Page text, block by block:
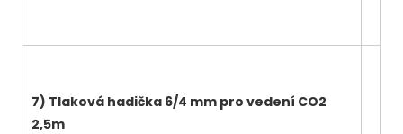
7) Tlaková hadička 6/4 mm pro vedení CO2
2,5m